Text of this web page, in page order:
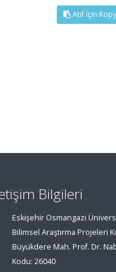
Atıf İçin
Bilgileri
Eskişehir Osmangazi
Bilimsel Araştırma Projeleri
Büyükdere Mah. Prof. Dr.
Kodu: 26040